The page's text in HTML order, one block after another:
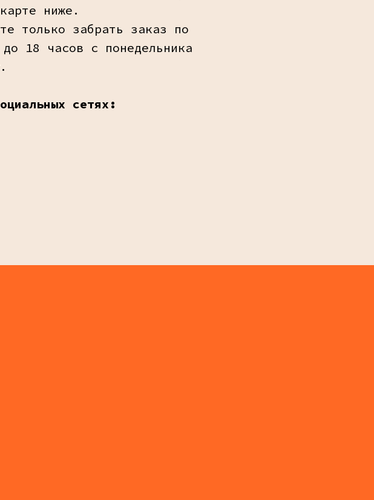
ниже.
только забрать заказ по
18 часов с понедельника
сетях: